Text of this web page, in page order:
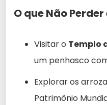
O que Não
Visitar o Templo
um penhasco
Explorar os
Patrimônio